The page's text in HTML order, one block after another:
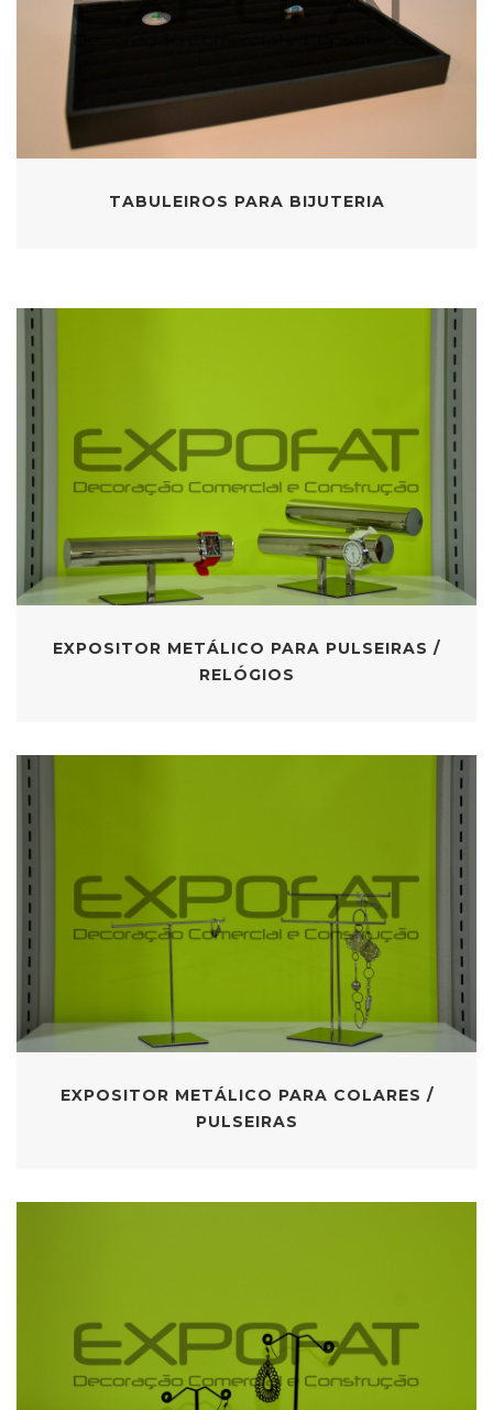
TABULEIROS PARA BIJUTERIA
EXPOSITOR METÁLICO PARA PULSEIRAS /
RELÓGIOS
EXPOSITOR METÁLICO PARA COLARES /
PULSEIRAS